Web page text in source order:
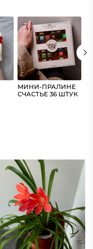
МИНИ-ПРАЛИНЕ
СЧАСТЬЕ 36 ШТУК